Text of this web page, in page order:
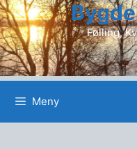
Hopp
til
innhold
Følling,
Meny